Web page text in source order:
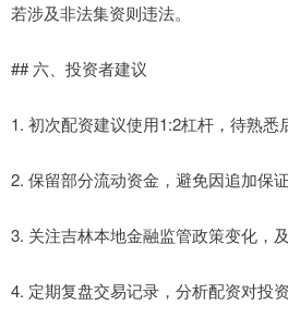
若涉及非法集资则违法。
## 六、投资者建议
1. 初次配资建议使用1:2杠杆，待熟悉
2. 保留部分流动资金，避免因追加保
3. 关注吉林本地金融监管政策变化，
4. 定期复盘交易记录，分析配资对投